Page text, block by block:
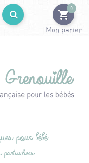
0
Mon panier
pour bébé
particuliers